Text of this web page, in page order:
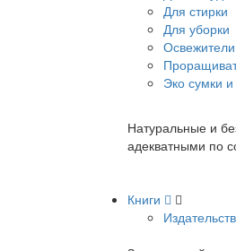
Для стирки
Для уборки
Эко сумки
Натуральные и
адекватными по
Книги